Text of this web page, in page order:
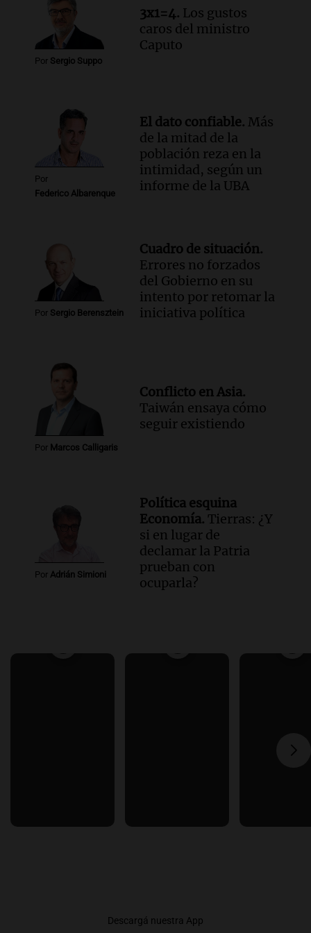
Episodios
Por Sergio Suppo
3x1=4. Los gustos
caros del ministro
Caputo
Por
Federico Albarenque
El dato confiable. Más
de la mitad de la
población reza en la
intimidad, según un
informe de la UBA
Por Sergio Berensztein
Cuadro de situación.
Errores no forzados
del Gobierno en su
intento por retomar la
iniciativa política
Por Marcos Calligaris
Conflicto en Asia.
Taiwán ensaya cómo
seguir existiendo
Por Adrián Simioni
Política esquina
Economía. Tierras: ¿Y
si en lugar de
declamar la Patria
prueban con
ocuparla?
Descargá nuestra App